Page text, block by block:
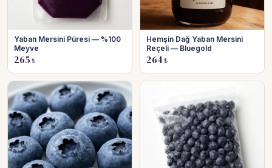
Yaban Mersini Püresi — %100
Meyve
265 ₺
Hemşin Dağ Yaban Mersini
Reçeli — Bluegold
264 ₺